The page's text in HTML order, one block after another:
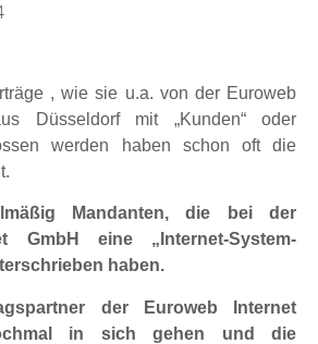
, wie sie u.a. von der Euroweb
Düsseldorf mit „Kunden“ oder
werden haben schon oft die
Mandanten, die bei der
GmbH eine „Internet-System-
haben.
der Euroweb Internet
in sich gehen und die